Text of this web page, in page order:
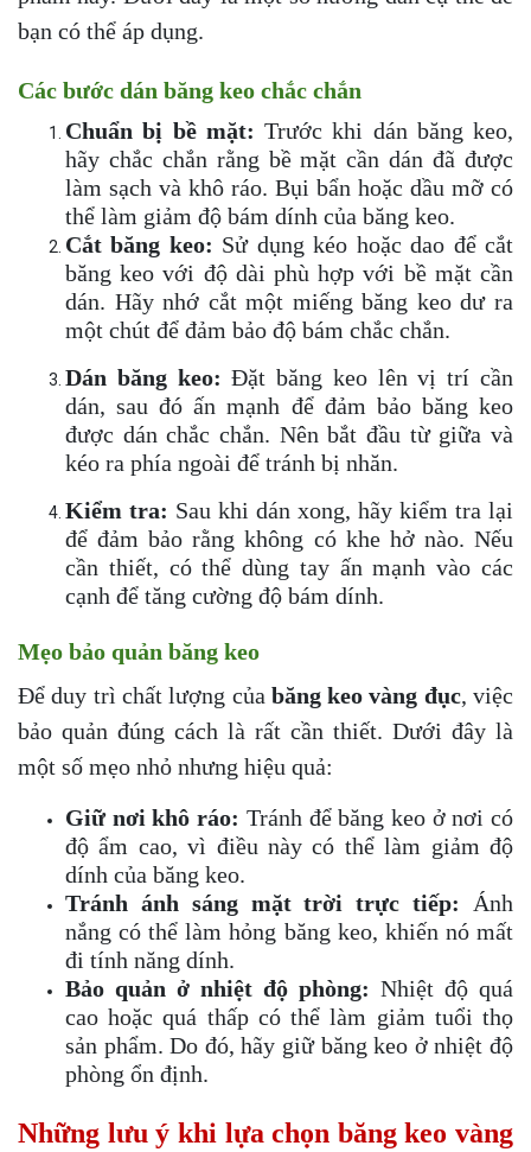
bạn có thể áp dụng.
Các bước dán băng keo chắc chắn
Chuẩn bị bề mặt: Trước khi dán băng keo,
hãy chắc chắn rằng bề mặt cần dán đã được
làm sạch và khô ráo. Bụi bẩn hoặc dầu mỡ có
thể làm giảm độ bám dính của băng keo.
Cắt băng keo: Sử dụng kéo hoặc dao để cắt
băng keo với độ dài phù hợp với bề mặt cần
dán. Hãy nhớ cắt một miếng băng keo dư ra
một chút để đảm bảo độ bám chắc chắn.
Dán băng keo: Đặt băng keo lên vị trí cần
dán, sau đó ấn mạnh để đảm bảo băng keo
được dán chắc chắn. Nên bắt đầu từ giữa và
kéo ra phía ngoài để tránh bị nhăn.
Kiểm tra: Sau khi dán xong, hãy kiểm tra lại
để đảm bảo rằng không có khe hở nào. Nếu
cần thiết, có thể dùng tay ấn mạnh vào các
cạnh để tăng cường độ bám dính.
Mẹo bảo quản băng keo
Để duy trì chất lượng của băng keo vàng đục, việc
bảo quản đúng cách là rất cần thiết. Dưới đây là
một số mẹo nhỏ nhưng hiệu quả:
Giữ nơi khô ráo: Tránh để băng keo ở nơi có
độ ẩm cao, vì điều này có thể làm giảm độ
dính của băng keo.
Tránh ánh sáng mặt trời trực tiếp: Ánh
nắng có thể làm hỏng băng keo, khiến nó mất
đi tính năng dính.
Bảo quản ở nhiệt độ phòng: Nhiệt độ quá
cao hoặc quá thấp có thể làm giảm tuổi thọ
sản phẩm. Do đó, hãy giữ băng keo ở nhiệt độ
phòng ổn định.
Những lưu ý khi lựa chọn băng keo vàng